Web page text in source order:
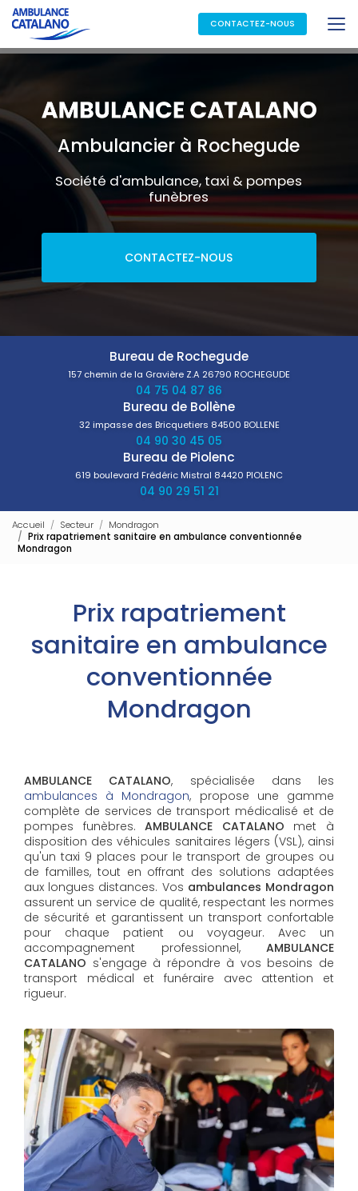
Aller
au
contenu
principal
CONTACTEZ-NOUS
Ambulancier à Rochegude
Société d'ambulance, taxi & pompes
funèbres
CONTACTEZ-NOUS
Bureau de Rochegude
157 chemin de la Gravière Z.A 26790 ROCHEGUDE
04 75 04 87 86
Bureau de Bollène
32 impasse des Bricquetiers 84500 BOLLENE
04 90 30 45 05
Bureau de Piolenc
619 boulevard Frédéric Mistral 84420 PIOLENC
04 90 29 51 21
Accueil Secteur
Mondragon
Prix rapatriement sanitaire en ambulance conventionnée
Mondragon
Prix rapatriement
sanitaire en ambulance
conventionnée
Mondragon
AMBULANCE CATALANO, spécialisée dans les
ambulances à Mondragon, propose une gamme
complète de services de transport médicalisé et de
pompes funèbres.AMBULANCE CATALANO met à
disposition des véhicules sanitaires légers (VSL), ainsi
qu'un taxi 9 places pour le transport de groupes ou
de familles, tout en offrant des solutions adaptées
aux longues distances. Vos ambulances Mondragon
assurent un service de qualité, respectant les normes
de sécurité et garantissent un transport confortable
pour chaque patient ou voyageur. Avec un
accompagnement professionnel, AMBULANCE
CATALANO s'engage à répondre à vos besoins de
transport médical et funéraire avec attention et
rigueur.